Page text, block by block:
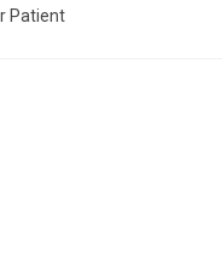
Patient